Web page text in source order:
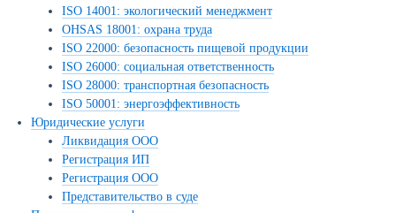
ISO 14001: экологический менеджмент
OHSAS 18001: охрана труда
ISO 22000: безопасность пищевой продукции
ISO 26000: социальная ответственность
ISO 28000: транспортная безопасность
ISO 50001: энергоэффективность
Юридические услуги
Ликвидация ООО
Регистрация ИП
Регистрация ООО
Представительство в суде